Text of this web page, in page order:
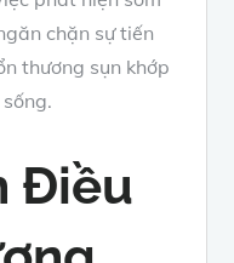
chặn sự tiến
thương sụn khớp
Điều